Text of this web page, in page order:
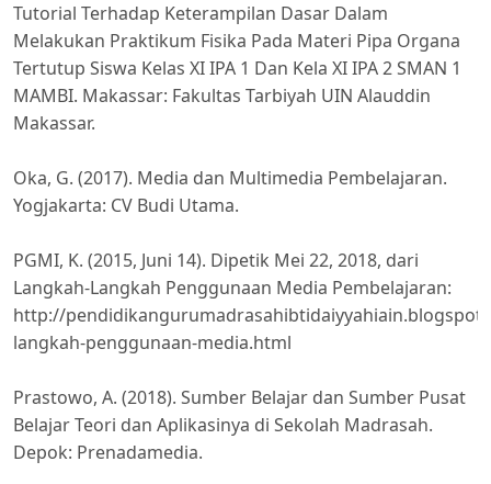
Tutorial Terhadap Keterampilan Dasar Dalam
Melakukan Praktikum Fisika Pada Materi Pipa Organa
Tertutup Siswa Kelas XI IPA 1 Dan Kela XI IPA 2 SMAN 1
MAMBI. Makassar: Fakultas Tarbiyah UIN Alauddin
Makassar.
Oka, G. (2017). Media dan Multimedia Pembelajaran.
Yogjakarta: CV Budi Utama.
PGMI, K. (2015, Juni 14). Dipetik Mei 22, 2018, dari
Langkah-Langkah Penggunaan Media Pembelajaran:
http://
langkah-penggunaan-media.html
Prastowo, A. (2018). Sumber Belajar dan Sumber Pusat
Belajar Teori dan Aplikasinya di Sekolah Madrasah.
Depok: Prenadamedia.